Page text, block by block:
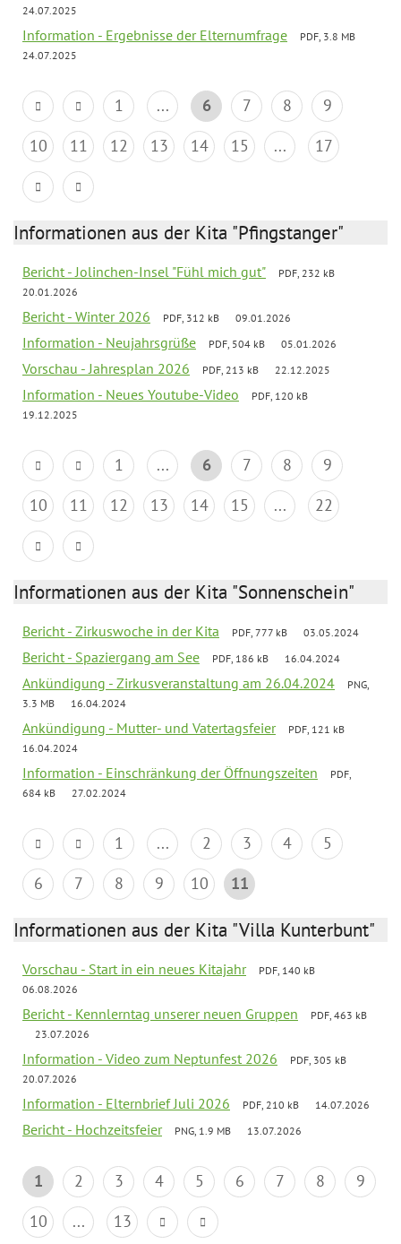
24.07.2025
Information - Ergebnisse der Elternumfrage
PDF, 3.8 MB
24.07.2025
1 ... 6 7 8
9
10
11 12 13 14 15 ... 17
Informationen aus der Kita "Pfingstanger"
Bericht - Jolinchen-Insel "Fühl mich gut"
PDF, 232 kB
20.01.2026
Bericht - Winter 2026 PDF, 312 kB 09.01.2026
Information - Neujahrsgrüße PDF, 504 kB 05.01.2026
Vorschau - Jahresplan 2026 PDF, 213 kB 22.12.2025
Information - Neues Youtube-Video
PDF, 120 kB
19.12.2025
1 ... 6 7 8
9
10
11 12 13 14 15 ... 22
Informationen aus der Kita "Sonnenschein"
Bericht - Zirkuswoche in der Kita PDF, 777 kB 03.05.2024
Bericht - Spaziergang am See PDF, 186 kB 16.04.2024
Ankündigung - Zirkusveranstaltung am 26.04.2024
PNG,
3.3 MB
16.04.2024
Ankündigung - Mutter- und Vatertagsfeier
PDF, 121 kB
16.04.2024
Information - Einschränkung der Öffnungszeiten
PDF,
684 kB
27.02.2024
1 ... 2 3 4
5
6
7 8 9 10 11
Informationen aus der Kita "Villa Kunterbunt"
Vorschau - Start in ein neues Kitajahr
PDF, 140 kB
06.08.2026
Bericht - Kennlerntag unserer neuen Gruppen
PDF, 463 kB
23.07.2026
Information - Video zum Neptunfest 2026
PDF, 305 kB
20.07.2026
Information - Elternbrief Juli 2026 PDF, 210 kB 14.07.2026
Bericht - Hochzeitsfeier PNG, 1.9 MB 13.07.2026
1 2 3 4 5 6 7 8
9
10
... 13